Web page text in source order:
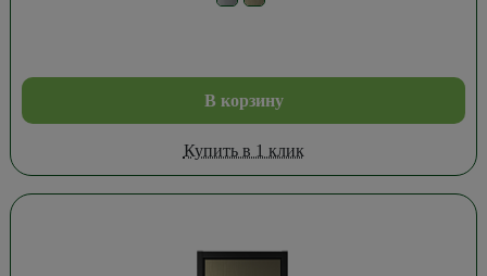
В корзину
Купить в 1 клик